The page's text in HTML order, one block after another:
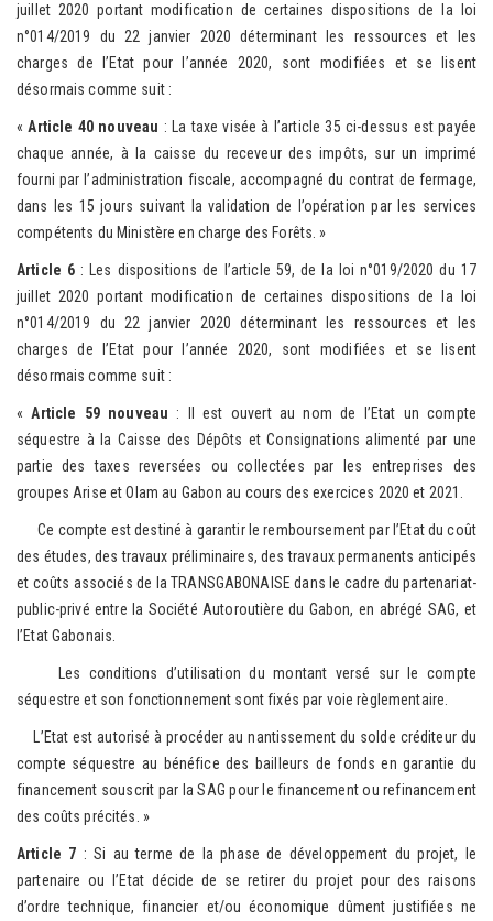
juillet 2020 portant modification de certaines dispositions de la loi
n°014/2019 du 22 janvier 2020 déterminant les ressources et les
charges de l’Etat pour l’année 2020, sont modifiées et se lisent
désormais comme suit :
«Article 40 nouveau : La taxe visée à l’article 35 ci-dessus est payée
chaque année, à la caisse du receveur des impôts, sur un imprimé
fourni par l’administration fiscale, accompagné du contrat de fermage,
dans les 15 jours suivant la validation de l’opération par les services
compétents du Ministère en charge des Forêts. »
Article 6 : Les dispositions de l’article 59, de la loi n°019/2020 du 17
juillet 2020 portant modification de certaines dispositions de la loi
n°014/2019 du 22 janvier 2020 déterminant les ressources et les
charges de l’Etat pour l’année 2020, sont modifiées et se lisent
désormais comme suit :
«Article 59 nouveau : Il est ouvert au nom de l’Etat un compte
séquestre à la Caisse des Dépôts et Consignations alimenté par une
partie des taxes reversées ou collectées par les entreprises des
groupes Arise et Olam au Gabon au cours des exercices 2020 et 2021.
Ce compte est destiné à garantir le remboursement par l’Etat du coût
des études, des travaux préliminaires, des travaux permanents anticipés
et coûts associés de la TRANSGABONAISE dans le cadre du partenariat-
public-privé entre la Société Autoroutière du Gabon, en abrégé SAG, et
l’Etat Gabonais.
Les conditions d’utilisation du montant versé sur le compte
séquestre et son fonctionnement sont fixés par voie règlementaire.
L’Etat est autorisé à procéder au nantissement du solde créditeur du
compte séquestre au bénéfice des bailleurs de fonds en garantie du
financement souscrit par la SAG pour le financement ou refinancement
des coûts précités. »
Article 7 : Si au terme de la phase de développement du projet, le
partenaire ou l’Etat décide de se retirer du projet pour des raisons
d’ordre technique, financier et/ou économique dûment justifiées ne